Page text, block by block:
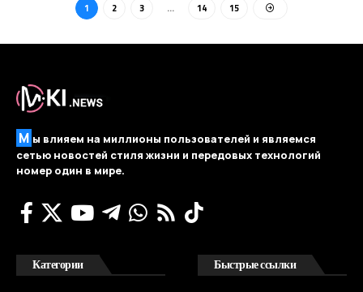
1 2 3 … 14 15
М ы влияем на миллионы пользователей и являемся
сетью новостей стиля жизни и передовых технологий
номер один в мире.
Категории Быстрые ссылки